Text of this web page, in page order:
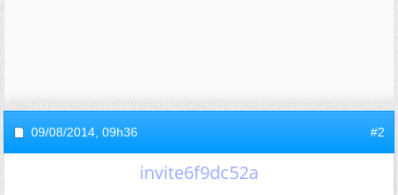
09/08/2014, 09h36 #2
invite6f9dc52a